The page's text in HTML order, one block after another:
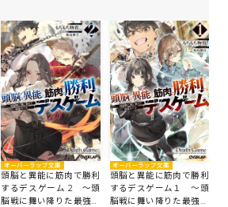
オーバーラップ文庫
頭脳と異能に筋肉で勝利
するデスゲーム 2 ～頭
脳戦に舞い降りた最強の
オーバーラップ文庫
頭脳と異能に筋肉で勝利
するデスゲーム１ ～頭
脳戦に舞い降りた最強の